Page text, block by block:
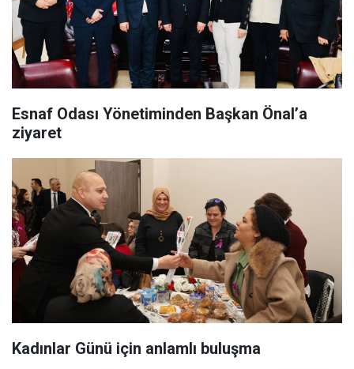
Esnaf Odası Yönetiminden Başkan Önal’a
ziyaret
Kadınlar Günü için anlamlı buluşma